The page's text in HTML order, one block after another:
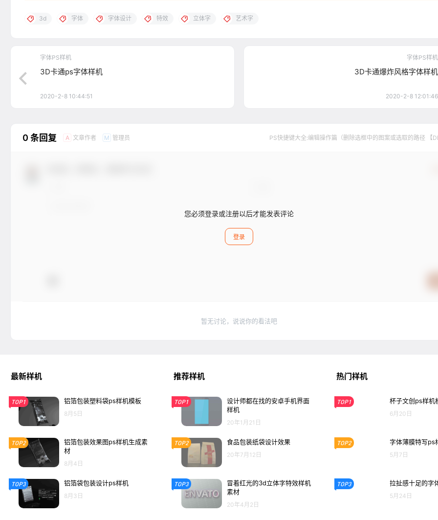
3d 字体 字体设计 特效 立体字 艺术字
字体PS样机
3D卡通ps字体样机
2020-2-8 10:44:51
字体PS样机
3D卡通爆炸风格字体样机
2020-2-8 12:01:46
0 条回复 A 文章作者 M 管理员 PS快捷键大全:编辑操作篇（删除选框中的图案或选取的路径 【
您必须登录或注册以后才能发表评论
登录
暂无讨论，说说你的看法吧
最新样机
TOP1 铝箔包装塑料袋ps样机模板
8月5日
TOP2
铝箔包装效果图ps样机生成素
材
8月4日
TOP3 铝箔袋包装设计ps样机
8月3日
推荐样机
TOP1
设计师都在找的安卓手机界面
样机
20年1月21日
TOP2 食品包装纸袋设计效果
20年7月12日
TOP3
冒着红光的3d立体字特效样机
素材
20年4月2日
热门样机
TOP1 杯子文创ps样机
6月20日
TOP2 字体薄膜特写ps
5月7日
TOP3 拉扯感十足的字
5月24日